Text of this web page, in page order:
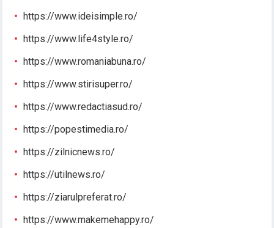
https://www.ideisimple.ro/
https://www.life4style.ro/
https://www.romaniabuna.ro/
https://www.stirisuper.ro/
https://www.redactiasud.ro/
https://popestimedia.ro/
https://zilnicnews.ro/
https://utilnews.ro/
https://ziarulpreferat.ro/
https://www.makemehappy.ro/